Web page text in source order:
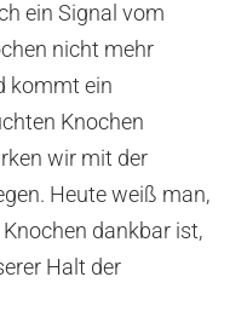
ein Signal vom
nicht mehr
kommt ein
Knochen
wir mit der
Heute weiß man,
dankbar ist,
Halt der